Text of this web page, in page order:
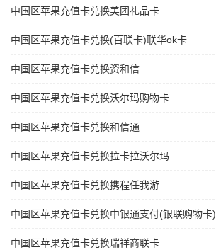
中国区苹果充值卡兑换美团礼品卡
中国区苹果充值卡兑换(百联卡)联华ok卡
中国区苹果充值卡兑换资和信
中国区苹果充值卡兑换沃尔玛购物卡
中国区苹果充值卡兑换和信通
中国区苹果充值卡兑换拉卡拉沃尔玛
中国区苹果充值卡兑换携程任我游
中国区苹果充值卡兑换中银通支付(银联购物卡)
中国区苹果充值卡兑换瑞祥商联卡